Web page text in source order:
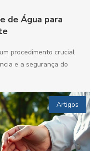
de Água para
procedimento crucial
e a segurança do
Artigos